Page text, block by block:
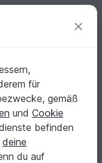
Kostenlos registrieren
zum Verschenken
- Perfekt
für
gemäß
und Cookie
befinden
deine
du auf